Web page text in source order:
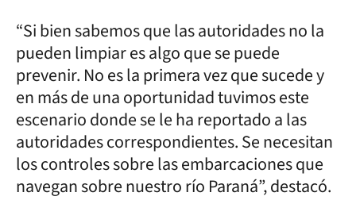
“Si bien sabemos que las autoridades no la
pueden limpiar es algo que se puede
prevenir. No es la primera vez que sucede y
en más de una oportunidad tuvimos este
escenario donde se le ha reportado a las
autoridades correspondientes. Se necesitan
los controles sobre las embarcaciones que
navegan sobre nuestro río Paraná”, destacó.